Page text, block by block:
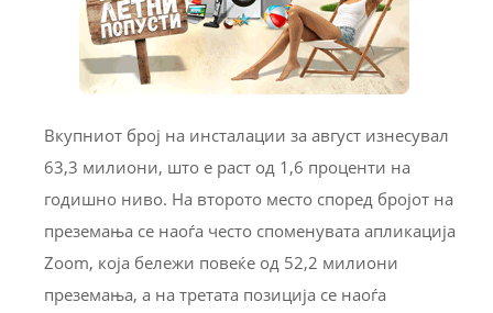
Вкупниот број на инсталации за август изнесувал
63,3 милиони, што е раст од 1,6 проценти на
годишно ниво. На второто место според бројот на
преземања се наоѓа често споменувата апликација
Zoom, која бележи повеќе од 52,2 милиони
преземања, а на третата позиција се наоѓа